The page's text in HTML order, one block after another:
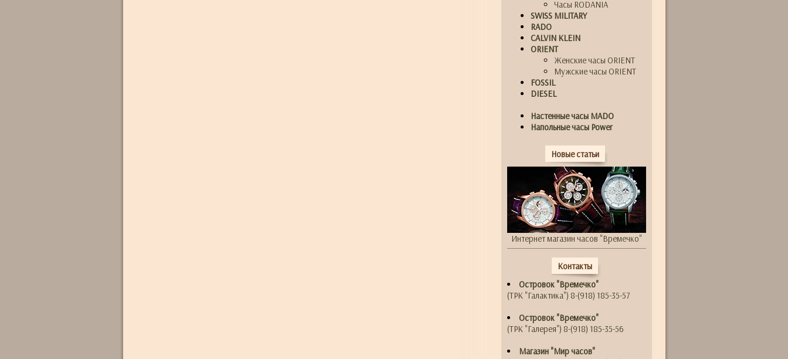
Часы RODANIA
SWISS MILITARY
RADO
CALVIN KLEIN
ORIENT
Женские часы ORIENT
Мужские часы ORIENT
FOSSIL
DIESEL
Настенные часы MADO
Напольные часы Power
Новые статьи
Интернет магазин часов "Времечко"
Контакты
Островок "Времечко"
(ТРК "Галактика") 8-(918) 185-35-57
Островок "Времечко"
(ТРК "Галерея") 8-(918) 185-35-56
Магазин "Мир часов"